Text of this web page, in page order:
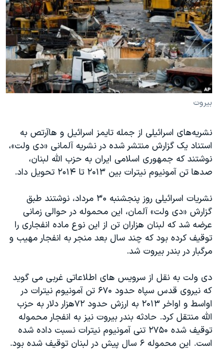
فرهنگ و زندگی
حقوق شهروندی
اقتصادی
علم و فناوری
اسرائیل در جنگ
مستندها
انتخابات ریاست جمهوری آمریکا ۲۰۲۴
حمله جمهوری اسلامی به اسرائیل
رمز مهسا
ورزش زنان در ایران
تریبونال مردمی آبان ۹۸
دادگاه حمید نوری
چهل سال گروگان‌گیری
اعتراضات مردمی آبان ۹۸
اسرائیل در جنگ
نرگس محمدی برنده جایزه نوبل صلح
همایش محافظه‌کاران آمریکا «سی‌پک»
صفحه‌های ویژه
سفر پرزیدنت ترامپ به چین
دنبال کنید
زبانهای مختلف
بیروت
نشریه‌های اسرائیلی از جمله تایمز اسرائیل و هاآرتص به
استناد یک گزارش منتشر شده در نشریه آلمانی «دی ولت»،
نوشتند که جمهوری اسلامی ایران به حزب الله لبنان،
صدها تن آمونیوم نیترات بین ۲۰۱۳ تا ۲۰۱۴ تحویل داد.
نشریات اسرائیلی روز پنجشنبه ۳۰ مرداد، نوشتند طبق
گزارش «دی ولت» آلمان، این محموله در حوالی زمانی
عرضه شد که لبنان هزاران تن از این نوع ماده انفجاری را
توقیف کرده بود که چند سال بعد منجر به انفجار مهیب و
مرگبار در بندر بیروت شد.
دی ولت به نقل از سرویس های اطلاعاتی غربی می گوید
که نیروی قدس سپاه حدود ۶۷۰ تن آمونیوم نیترات در
اواسط و اواخر ۲۰۱۳ به ارزش حدود ۷۲هزار دلار به حزب
الله منتقل کرد. حادثه بندر بیروت نیز به انفجار محموله
توقیف شده ۲۷۵۰ تنی آمونیوم نیترات نسبت داده شده
است. این محموله ۶ سال پیش در لبنان توقیف شده بود.